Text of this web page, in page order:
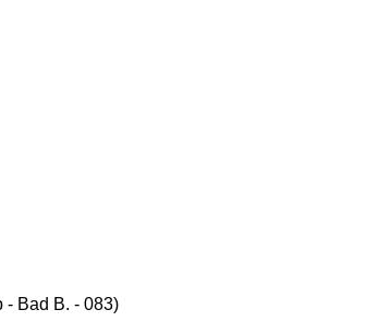
Bad B. - 083)